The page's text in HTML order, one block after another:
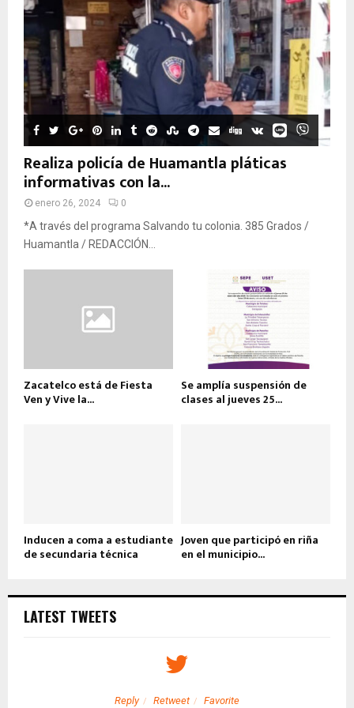
Realiza policía de Huamantla pláticas
informativas con la...
enero 26, 2024 0
*A través del programa Salvando tu colonia. 385 Grados /
Huamantla / REDACCIÓN...
Zacatelco está de Fiesta
Ven y Vive la...
Se amplía suspensión de
clases al jueves 25...
Inducen a coma a estudiante
de secundaria técnica
Joven que participó en riña
en el municipio...
LATEST TWEETS
Reply Retweet Favorite